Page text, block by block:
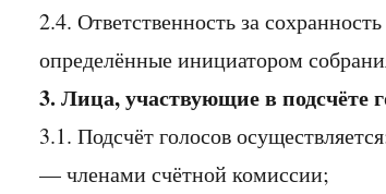
2.4. Ответственность за
определённые инициатором
3. Лица, участвующие в подсчёте
3.1. Подсчёт голосов
— членами счётной комиссии;